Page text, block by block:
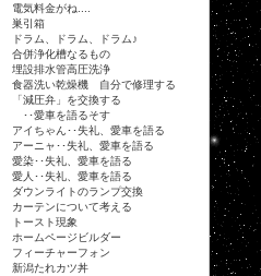
電気料金がね....
巣引箱
ドラム、ドラム、ドラム♪
合併浄化槽なるもの
埋設排水管高圧洗浄
食器洗い乾燥機 自分で修理する
「減圧弁」を交換する
･･愛車を語るそす
アイちゃん･･失礼、愛車を語る
アーニャ･･失礼、愛車を語る
愛染･･失礼、愛車を語る
愛人･･失礼、愛車を語る
ダウンライトのランプ交換
カーテンについて考える
トースト現象
ホームページビルダー
フィーチャーフォン
新潟たれカツ丼